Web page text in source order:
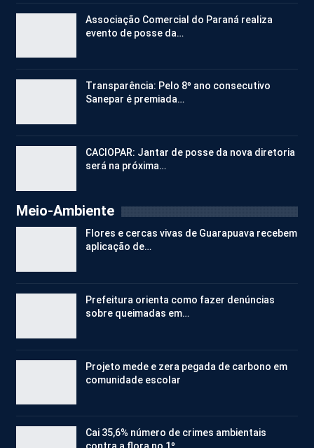
Associação Comercial do Paraná realiza
evento de posse da…
Transparência: Pelo 8º ano consecutivo
Sanepar é premiada…
CACIOPAR: Jantar de posse da nova diretoria
será na próxima…
Meio-Ambiente
Flores e cercas vivas de Guarapuava recebem
aplicação de…
Prefeitura orienta como fazer denúncias
sobre queimadas em…
Projeto mede e zera pegada de carbono em
comunidade escolar
Cai 35,6% número de crimes ambientais